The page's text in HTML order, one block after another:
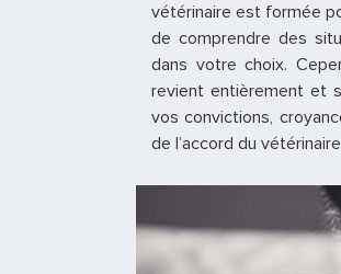
vétérinaire est formée
de comprendre des
dans votre choix.
revient entièrement et
vos convictions,
de l’accord du